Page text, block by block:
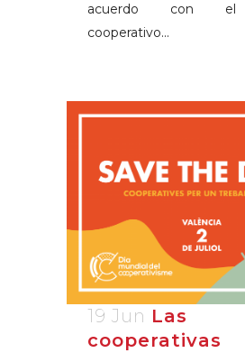
acuerdo con el
cooperativo...
19 Jun Las
cooperativas